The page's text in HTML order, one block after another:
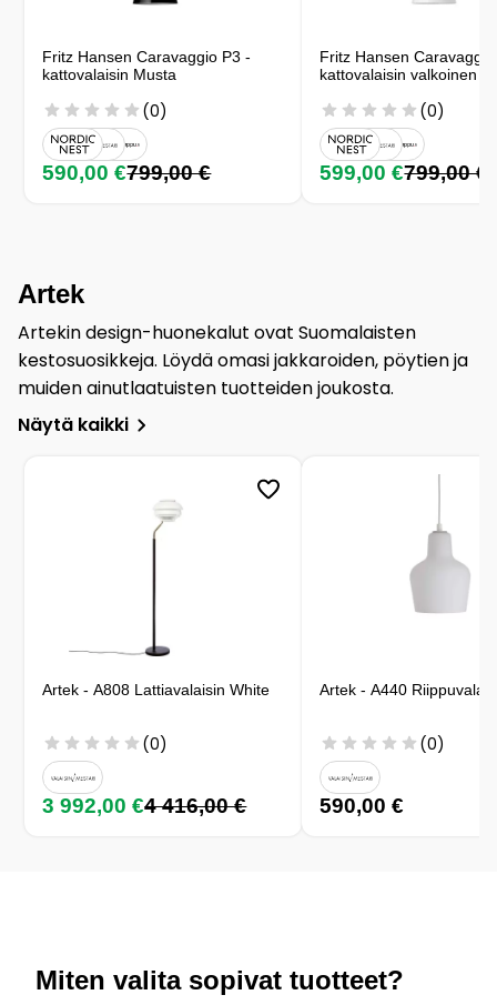
Fritz Hansen Caravaggio P3 -
kattovalaisin Musta
(0)
590,00 €799,00 €
Fritz Hansen
kattovalaisin valkoinen
(0)
599,00 €799,00 €
Artek
Artekin design-huonekalut ovat Suomalaisten
kestosuosikkeja. Löydä omasi jakkaroiden, pöytien ja
muiden ainutlaatuisten tuotteiden joukosta.
Näytä kaikki
Artek - A808 Lattiavalaisin White
(0)
3 992,00 €4 416,00 €
Artek - A440
(0)
590,00 €
Miten valita sopivat tuotteet?